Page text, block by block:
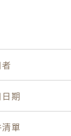
期
單